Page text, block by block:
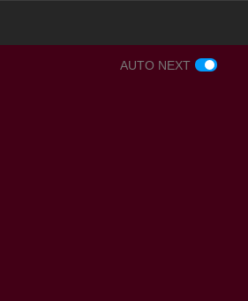
AUTO NEXT